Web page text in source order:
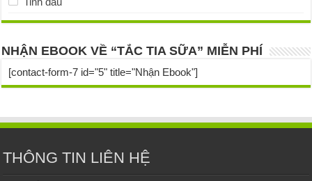
NHẬN EBOOK VỀ “TẮC TIA SỮA” MIỄN PHÍ
[contact-form-7 id="5" title="Nhận Ebook"]
THÔNG TIN LIÊN HỆ